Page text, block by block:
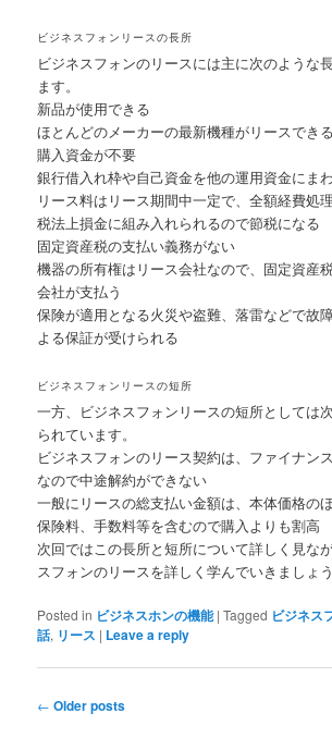
ビジネスフォンリースの長所
ビジネスフォンのリースには主に次のような
ます。
新品が使用できる
ほとんどのメーカーの最新機種がリースできる
購入資金が不要
銀行借入れ枠や自己資金を他の運用資金にま
リース料はリース期間中一定で、全額経費処
税法上損金に組み入れられるので節税になる
固定資産税の支払い義務がない
機器の所有権はリース会社なので、固定資産
会社が支払う
保険が適用となる火災や盗難、落雷などで故
よる保証が受けられる
ビジネスフォンリースの短所
一方、ビジネスフォンリースの短所としては
られています。
ビジネスフォンのリース契約は、ファイナン
なので中途解約ができない
一般にリースの総支払い金額は、本体価格の
保険料、手数料等を含むので購入よりも割高
次回ではこの長所と短所について詳しく見な
スフォンのリースを詳しく学んでいきましょう
Posted in ビジネスホンの機能 |Tagged ビジネス
話, リース | Leave a reply
Post navigation
← Older posts